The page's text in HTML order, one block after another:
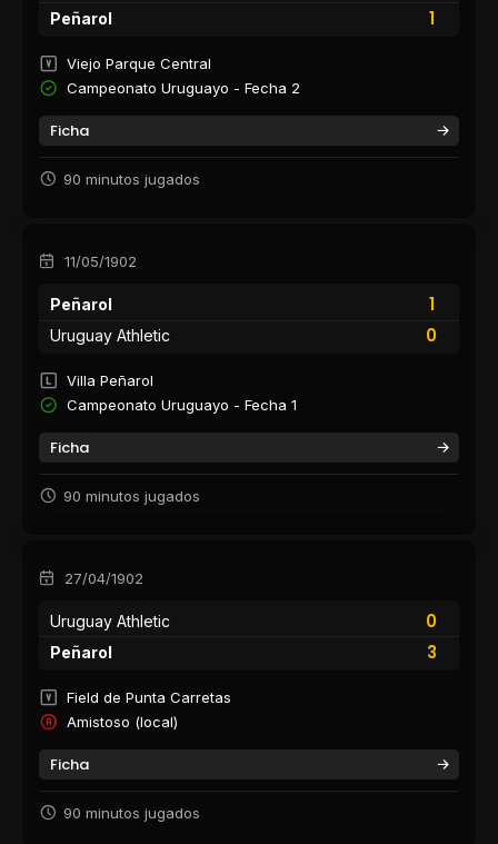
1
Peñarol
Viejo Parque Central
Campeonato Uruguayo - Fecha 2
Ficha
90 minutos jugados
11/05/1902
Peñarol
1
0
Uruguay Athletic
Villa Peñarol
Campeonato Uruguayo - Fecha 1
Ficha
90 minutos jugados
27/04/1902
Uruguay Athletic
0
3
Peñarol
Field de Punta Carretas
Amistoso (local)
Ficha
90 minutos jugados